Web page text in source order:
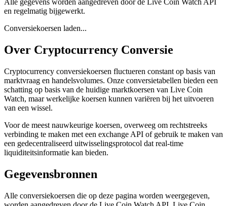
en regelmatig bijgewerkt.
Conversiekoersen laden...
Over Cryptocurrency Conversie
Cryptocurrency conversiekoersen fluctueren constant op basis van
marktvraag en handelsvolumes. Onze conversietabellen bieden een
schatting op basis van de huidige marktkoersen van Live Coin
Watch, maar werkelijke koersen kunnen variëren bij het uitvoeren
van een wissel.
Voor de meest nauwkeurige koersen, overweeg om rechtstreeks
verbinding te maken met een exchange API of gebruik te maken van
een gedecentraliseerd uitwisselingsprotocol dat real-time
liquiditeitsinformatie kan bieden.
Gegevensbronnen
Alle conversiekoersen die op deze pagina worden weergegeven,